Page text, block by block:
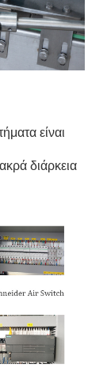
είναι
διάρκεια